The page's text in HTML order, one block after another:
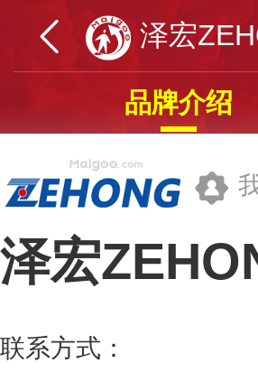
泽宏
品牌介绍
泽宏
联系方式：